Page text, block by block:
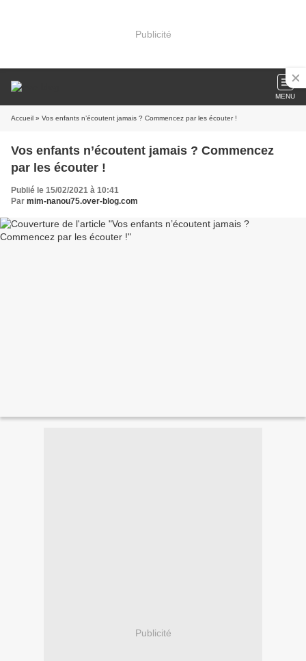
Publicité
MENU
Accueil » Vos enfants n’écoutent jamais ? Commencez par les écouter !
Vos enfants n’écoutent jamais ? Commencez
par les écouter !
Publié le 15/02/2021 à 10:41
Par mim-nanou75.over-blog.com
Publicité